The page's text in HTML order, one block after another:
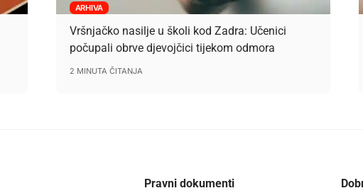
ARHIVA
Vršnjačko nasilje u školi kod Zadra: Učenici
počupali obrve djevojčici tijekom odmora
2 MINUTA ČITANJA
Pravni dokumenti